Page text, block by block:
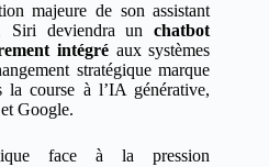
majeure de son assistant
Siri deviendra unchatbot
intégréaux systèmes
stratégique marque
la course à l’IA générative,
Google.
face à la pression